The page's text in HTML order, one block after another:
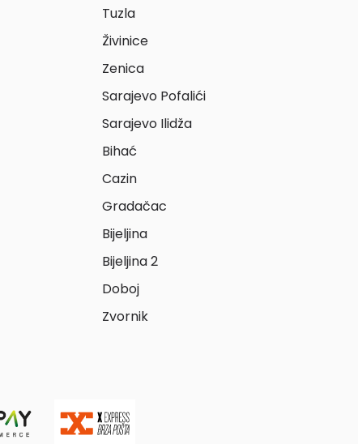
Tuzla
Živinice
Zenica
Sarajevo Pofalići
Sarajevo Ilidža
Bihać
Cazin
Gradačac
Bijeljina
Bijeljina 2
Doboj
Zvornik